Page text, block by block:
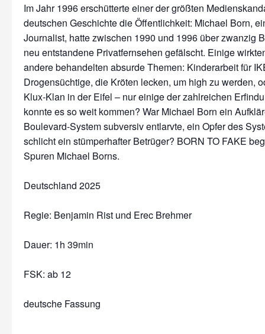
Im Jahr 1996 erschütterte einer der größten
deutschen Geschichte die Öffentlichkeit: Michael Born,
Journalist, hatte zwischen 1990 und 1996 über zwanzig
neu entstandene Privatfernsehen gefälscht. Einige
andere behandelten absurde Themen: Kinderarbeit für
Drogensüchtige, die Kröten lecken, um high zu werden,
Klux-Klan in der Eifel – nur einige der zahlreichen
konnte es so weit kommen? War Michael Born ein
Boulevard-System subversiv entlarvte, ein Opfer des
schlicht ein stümperhafter Betrüger? BORN TO FAKE
Spuren Michael Borns.
Deutschland 2025
Regie: Benjamin Rist und Erec Brehmer
Dauer: 1h 39min
FSK: ab 12
deutsche Fassung